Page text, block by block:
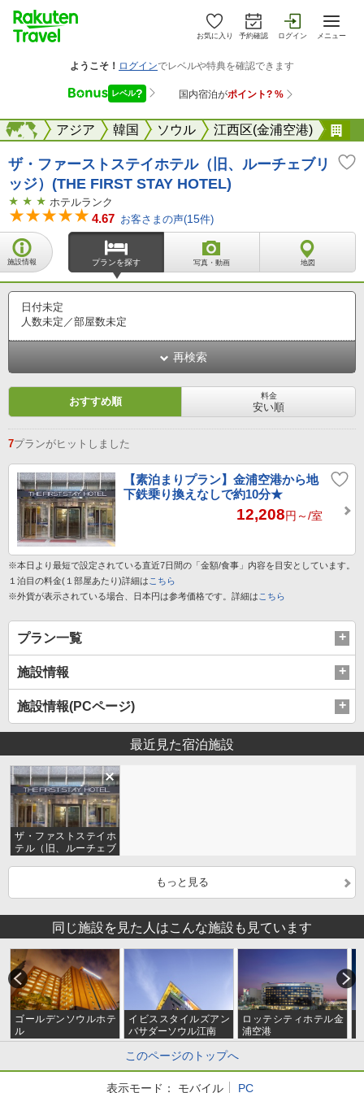
お気に入り 予約確認 ログイン メニュー
海外アジア 韓国 ソウル 江西区(金浦空港)
海外
ザ・ファーストステイホテル（旧、ルーチェブリ
ッジ）(THE FIRST STAY HOTEL)
ホテルランク
4.67 お客さまの声(15件)
施設情報 プランを探す 写真・動画 地図
日付未定
人数未定／部屋数未定
再検索
おすすめ順 料金
安い順
7プランがヒットしました
【素泊まりプラン】金浦空港から地
下鉄乗り換えなしで約10分★
12,208円～/室
※本日より最短で設定されている直近7日間の「金額/食事」内容を目安としています。
１泊目の料金(１部屋あたり)詳細は こちら
※外貨が表示されている場合、日本円は参考価格です。詳細は こちら
プラン一覧
施設情報
施設情報(PCページ)
最近見た宿泊施設
ザ・ファストステイホ
テル（旧、ルーチェブ
もっと見る
同じ施設を見た人はこんな施設も見ています
ゴールデンソウルホテ
ル
イビススタイルズアン
バサダーソウル江南
ロッテシティホテル金
浦空港
このページのトップへ
表示モード： モバイル PC